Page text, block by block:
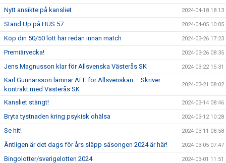
Nytt ansikte på kansliet 2024-04-18 18:13
Stand Up på HUS 57 2024-04-05 10:05
Köp din 50/50 lott här redan innan match 2024-03-26 17:23
Premiärvecka! 2024-03-26 08:35
Jens Magnusson klar för Allsvenska Västerås SK 2024-03-22 15:31
Karl Gunnarsson lämnar ÄFF för Allsvenskan – Skriver
kontrakt med Västerås SK
2024-03-21 08:02
Kansliet stängt! 2024-03-14 08:46
Bryta tystnaden kring psykisk ohälsa 2024-03-12 10:28
Se hit! 2024-03-11 08:58
Äntligen är det dags för års släpp säsongen 2024 är här! 2024-03-05 07:47
Bingolotter/sverigelotten 2024 2024-03-01 11:51